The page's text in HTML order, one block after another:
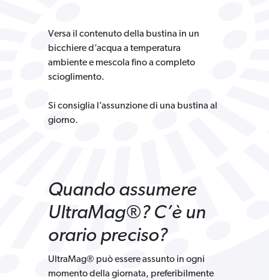
Versa il contenuto della bustina in un
bicchiere d’acqua a temperatura
ambiente e mescola fino a completo
scioglimento.
Si consiglia l’assunzione di una bustina al
giorno.
Quando assumere
UltraMag®? C’è un
orario preciso?
UltraMag® può essere assunto in ogni
momento della giornata, preferibilmente